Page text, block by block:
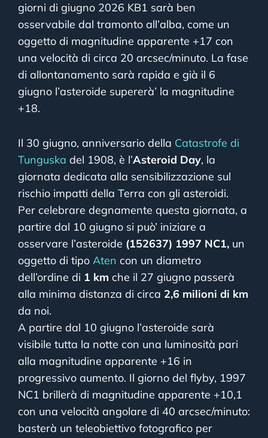
giorni di giugno 2026 KB1 sarà ben
osservabile dal tramonto all’alba, come un
oggetto di magnitudine apparente +17 con
una velocità di circa 20 arcsec/minuto. La fase
di allontanamento sarà rapida e già il 6
giugno l’asteroide supererà’ la magnitudine
+18.
Il 30 giugno, anniversario della Catastrofe di
Tunguska del 1908, è l’Asteroid Day, la
giornata dedicata alla sensibilizzazione sul
rischio impatti della Terra con gli asteroidi.
Per celebrare degnamente questa giornata, a
partire dal 10 giugno si può’ iniziare a
osservare l’asteroide (152637) 1997 NC1, un
oggetto di tipo Aten con un diametro
dell’ordine di 1 km che il 27 giugno passerà
alla minima distanza di circa 2,6 milioni di km
da noi.
A partire dal 10 giugno l’asteroide sarà
visibile tutta la notte con una luminosità pari
alla magnitudine apparente +16 in
progressivo aumento. Il giorno del flyby, 1997
NC1 brillerà di magnitudine apparente +10,1
con una velocità angolare di 40 arcsec/minuto:
basterà un teleobiettivo fotografico per